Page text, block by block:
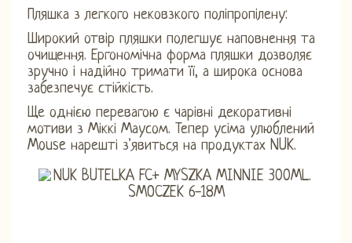
Пляшка з легкого нековзкого поліпропілену:
Широкий отвір пляшки полегшує наповнення та
очищення. Ергономічна форма пляшки дозволяє
зручно і надійно тримати її, а широка основа
забезпечує стійкість.
Ще однією перевагою є чарівні декоративні
мотиви з Міккі Маусом. Тепер усіма улюблений
Mouse нарешті з'явиться на продуктах NUK.